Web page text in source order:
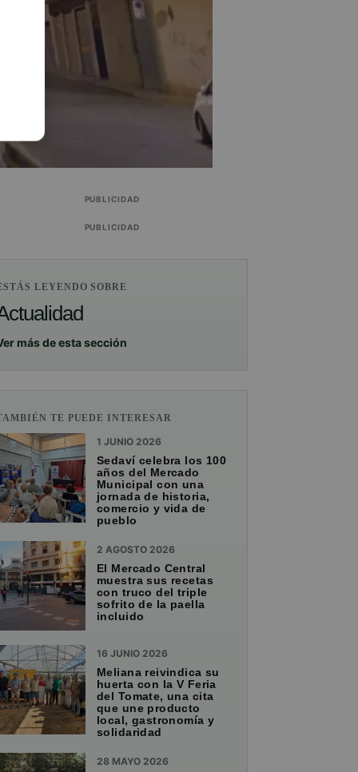
PUBLICIDAD
PUBLICIDAD
LEYENDO SOBRE
más de esta sección
TE PUEDE INTERESAR
1 JUNIO 2026
Sedaví celebra los 100
años del Mercado
Municipal con una
jornada de historia,
comercio y vida de
pueblo
2 AGOSTO 2026
El Mercado Central
muestra sus recetas
con truco del triple
sofrito de la paella
incluido
16 JUNIO 2026
Meliana reivindica su
huerta con la V Feria
del Tomate, una cita
que une producto
local, gastronomía y
solidaridad
28 MAYO 2026